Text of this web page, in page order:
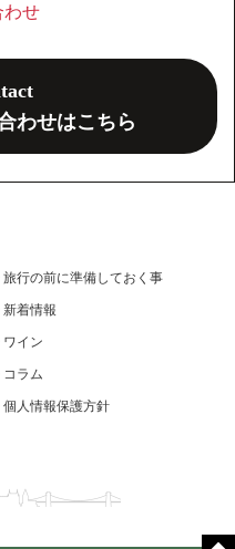
わせ
わせはこちら
旅行の前に準備しておく事
新着情報
ワイン
コラム
個人情報保護方針